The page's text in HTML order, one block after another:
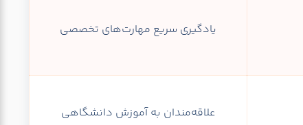
یادگیری سریع مهارت‌های تخصصی
علاقه‌مندان به آموزش دانشگاهی